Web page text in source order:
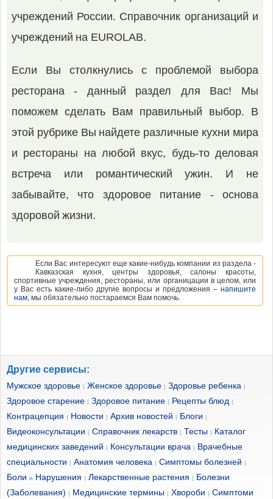
учреждений России. Справочник организаций и
учреждений на EUROLAB.
Если Вы столкнулись с проблемой выбора
ресторана - данный раздел для Вас! Мы
поможем сделать Вам правильный выбор. В
этой рубрике Вы найдете различные кухни мира
и рестораны на любой вкус, будь-то деловая
встреча или романтический ужин. И не
забывайте, что здоровое питание - основа
здоровой жизни.
Если Вас интересуют еще какие-нибудь компании из раздела -
Кавказская кухня, центры здоровья, салоны красоты,
спортивные учреждения, рестораны, или органицации в целом, или
у Вас есть какие-либо другие вопросы и предложения – напишите
нам, мы обязательно постараемся Вам помочь.
Другие сервисы:
Мужское здоровье | Женское здоровье | Здоровье ребенка |
Здоровое старение | Здоровое питание | Рецепты блюд |
Контрацепция | Новости | Архив новостей | Блоги |
Видеоконсультации | Справочник лекарств | Тесты | Каталог
медицинских заведений | Консультации врача | Врачебные
специальности | Анатомия человека | Симптомы болезней |
Боли и Нарушения | Лекарственные растения | Болезни
(Заболевания) | Медицинские термины | Хвороби | Симптоми